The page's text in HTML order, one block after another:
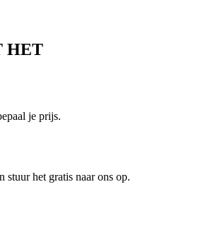
HET
je prijs.
stuur het gratis naar ons op.